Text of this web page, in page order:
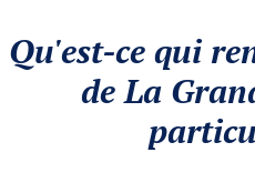
Qu'est-ce qui
de La